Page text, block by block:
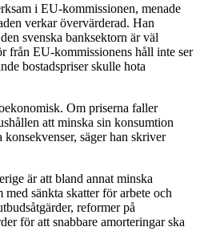
i EU-kommissionen, menade
verkar övervärderad. Han
svenska banksektorn är väl
från EU-kommissionens håll inte ser
bostadspriser skulle hota
Om priserna faller
att minska sin konsumtion
säger han skriver
är att bland annat minska
med sänkta skatter för arbete och
reformer på
för att snabbare amorteringar ska